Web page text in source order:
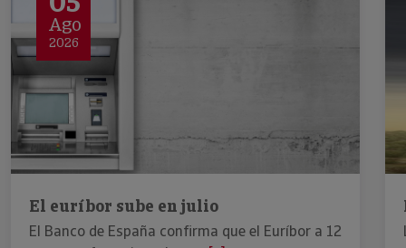
Ago
2026
El euríbor sube en julio
El Banco de España confirma que el Euríbor a 12